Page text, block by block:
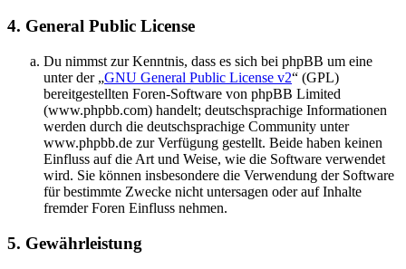
4. General Public License
Du nimmst zur Kenntnis, dass es sich bei phpBB um eine
unter der „GNU General Public License v2“ (GPL)
bereitgestellten Foren-Software von phpBB Limited
(www.phpbb.com) handelt; deutschsprachige Informationen
werden durch die deutschsprachige Community unter
www.phpbb.de zur Verfügung gestellt. Beide haben keinen
Einfluss auf die Art und Weise, wie die Software verwendet
wird. Sie können insbesondere die Verwendung der Software
für bestimmte Zwecke nicht untersagen oder auf Inhalte
fremder Foren Einfluss nehmen.
5. Gewährleistung